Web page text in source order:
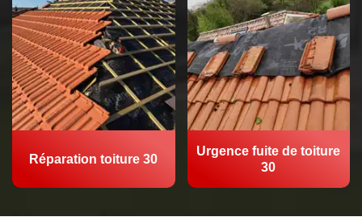
Réparation toiture 30
Urgence fuite de toiture
30